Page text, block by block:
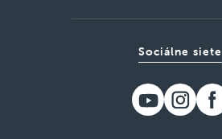
Sociálne siete